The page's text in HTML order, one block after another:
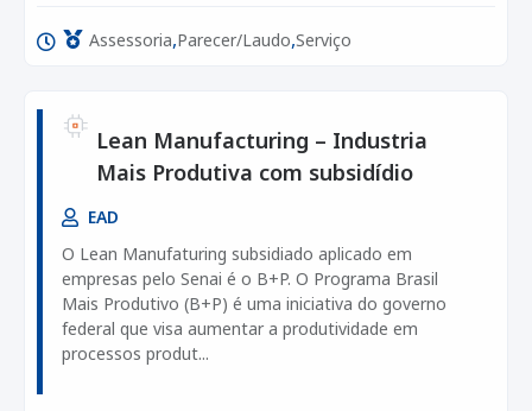
Assessoria,Parecer/Laudo,Serviço
Lean Manufacturing – Industria
Mais Produtiva com subsidídio
EAD
O Lean Manufaturing subsidiado aplicado em
empresas pelo Senai é o B+P. O Programa Brasil
Mais Produtivo (B+P) é uma iniciativa do governo
federal que visa aumentar a produtividade em
processos produt...